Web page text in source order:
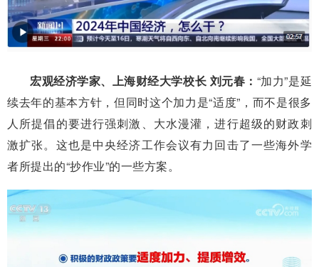
宏观经济学家、上海财经大学校长 刘元春： “加力”是延
续去年的基本方针，但同时这个加力是“适度”，而不是很多
人所提倡的要进行强刺激、大水漫灌，进行超级的财政刺
激扩张。这也是中央经济工作会议有力回击了一些海外学
者所提出的“抄作业”的一些方案。